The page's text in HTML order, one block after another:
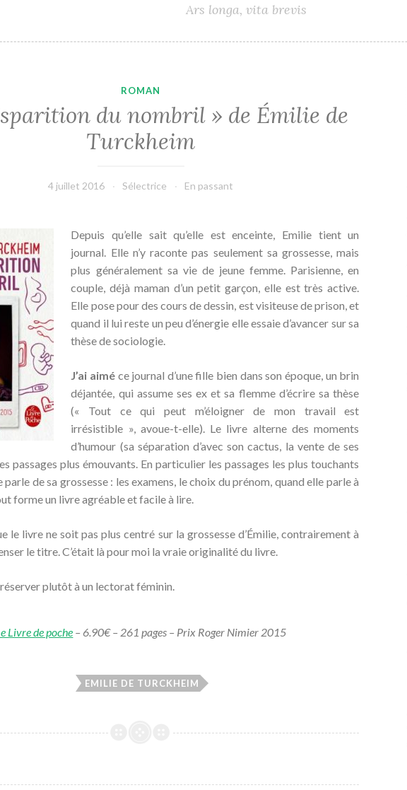
Ars longa, vita brevis
ROMAN
du nombril » de Émilie de
Turckheim
4 juillet 2016 Sélectrice En passant
Depuis qu’elle sait qu’elle est enceinte, Emilie tient un
journal. Elle n’y raconte pas seulement sa grossesse, mais
plus généralement sa vie de jeune femme. Parisienne, en
couple, déjà maman d’un petit garçon, elle est très active.
Elle pose pour des cours de dessin, est visiteuse de prison, et
quand il lui reste un peu d’énergie elle essaie d’avancer sur sa
thèse de sociologie.
J’ai aimé ce journal d’une fille bien dans son époque, un brin
déjantée, qui assume ses ex et sa flemme d’écrire sa thèse
(« Tout ce qui peut m’éloigner de mon travail est
irrésistible », avoue-t-elle). Le livre alterne des moments
d’humour (sa séparation d’avec son cactus, la vente de ses
passages plus émouvants. En particulier les passages les plus touchants
parle de sa grossesse : les examens, le choix du prénom, quand elle parle à
forme un livre agréable et facile à lire.
le livre ne soit pas plus centré sur la grossesse d’Émilie, contrairement à
le titre. C’était là pour moi la vraie originalité du livre.
réserver plutôt à un lectorat féminin.
Livre de poche – 6.90€ – 261 pages – Prix Roger Nimier 2015
EMILIE DE TURCKHEIM